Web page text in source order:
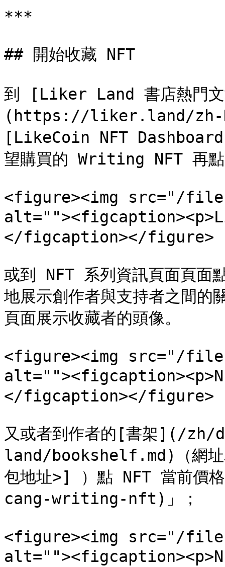
***
## 開始收藏 NFT
到 [Liker Land 書店熱門
(https://liker.land/zh-
[LikeCoin NFT
望購買的 Writing NFT 再點
<figure><img src="/files/
</figcaption></figure>
或到 NFT 系列資訊頁面頁面
地展示創作者與支持者之間
頁面展示收藏者的頭像。
<figure><img src="/
</figcaption></figure>
又或者到作者的[書架](/
land/bookshelf.md)（
包地址>] ）點 NFT 當前
cang-writing-nft)」；
<figure><img src="/